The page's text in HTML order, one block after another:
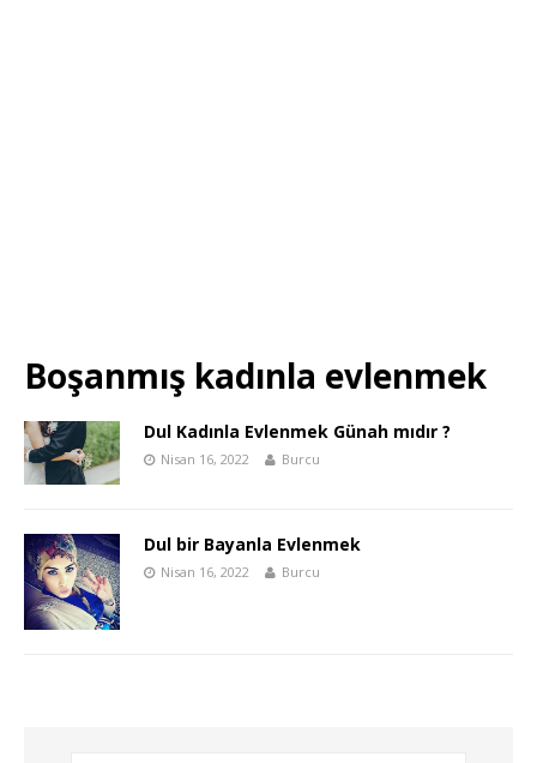
Boşanmış kadınla evlenmek
Dul Kadınla Evlenmek Günah mıdır ?
Nisan 16, 2022 Burcu
Dul bir Bayanla Evlenmek
Nisan 16, 2022 Burcu